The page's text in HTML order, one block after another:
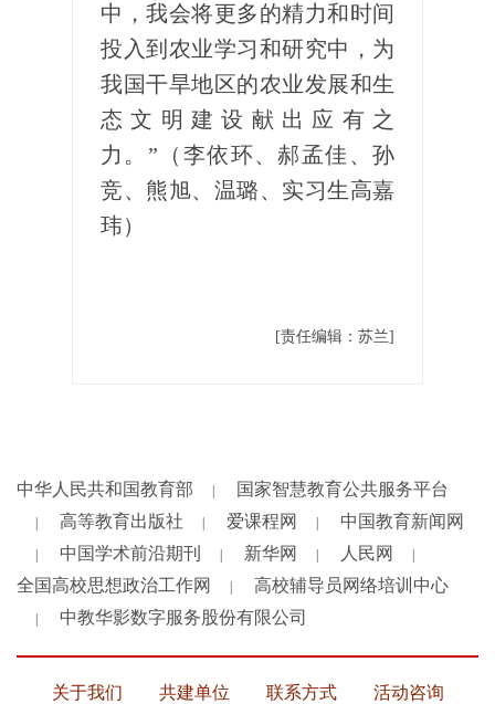
中，我会将更多的精力和时间
投入到农业学习和研究中，为
我国干旱地区的农业发展和生
态文明建设献出应有之
力。”（李依环、郝孟佳、孙
竞、熊旭、温璐、实习生高嘉
玮）
[责任编辑：苏兰]
中华人民共和国教育部 国家智慧教育公共服务平台
高等教育出版社 爱课程网 中国教育新闻网
中国学术前沿期刊 新华网 人民网
全国高校思想政治工作网 高校辅导员网络培训中心
中教华影数字服务股份有限公司
关于我们 共建单位 联系方式 活动咨询